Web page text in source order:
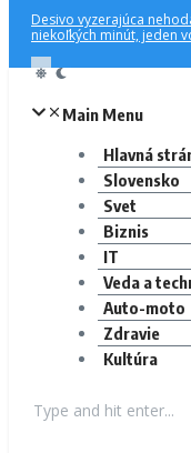
Desivo vyzerajúca
niekoľkých minút, jeden
Main Menu
Hlavná
Slovensko
Svet
Biznis
IT
Veda a
Auto-moto
Zdravie
Kultúra